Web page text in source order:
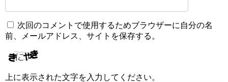
次回のコメントで使用するためブラウザーに自分の名
前、メールアドレス、サイトを保存する。
上に表示された文字を入力してください。